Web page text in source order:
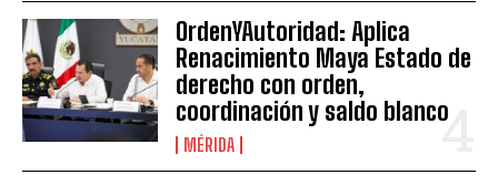
OrdenYAutoridad: Aplica
Renacimiento Maya Estado de
derecho con orden,
coordinación y saldo blanco
MÉRIDA